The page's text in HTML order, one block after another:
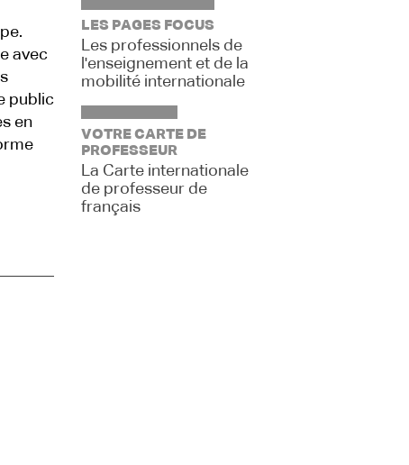
avec
public
en
LES PAGES FOCUS
Les professionnels de
l'enseignement et de la
mobilité internationale
VOTRE CARTE DE
PROFESSEUR
La Carte internationale
de professeur de
français